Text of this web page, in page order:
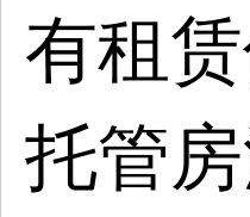
有租
托管